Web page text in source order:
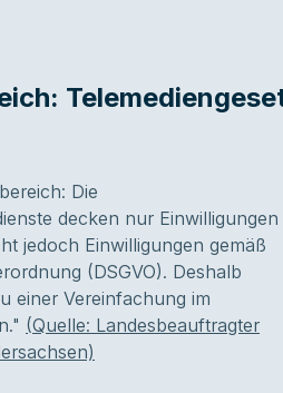
Die
decken nur Einwilligungen
jedoch Einwilligungen gemäß
(DSGVO). Deshalb
einer Vereinfachung im
(Quelle: Landesbeauftragter